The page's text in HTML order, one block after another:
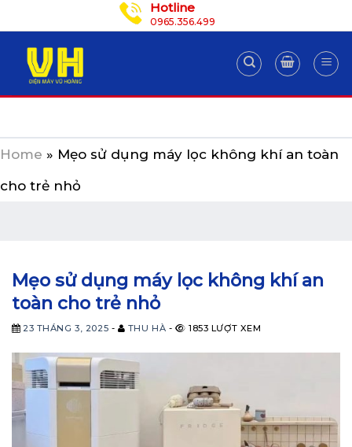
to
content
Hotline
0965.356.499
Home » Mẹo sử dụng máy lọc không khí an toàn
cho trẻ nhỏ
Mẹo sử dụng máy lọc không khí an
toàn cho trẻ nhỏ
23 THÁNG 3, 2025 - THU HÀ - 1853 LƯỢT XEM